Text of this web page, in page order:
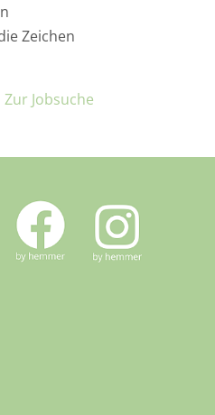
Zeichen
Zur Jobsuche